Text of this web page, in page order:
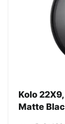
Kolo